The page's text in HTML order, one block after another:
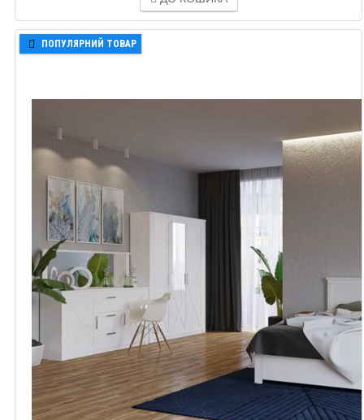
ПОПУЛЯРНИЙ ТОВАР